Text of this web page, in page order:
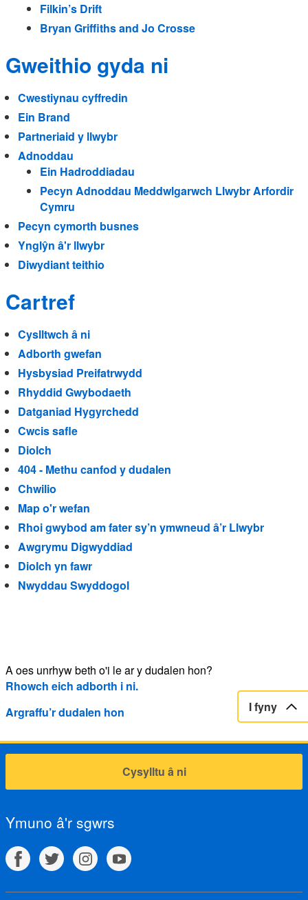
Filkin’s Drift
Bryan Griffiths and Jo Crosse
Gweithio gyda ni
Cwestiynau cyffredin
Ein Brand
Partneriaid y llwybr
Adnoddau
Ein Hadroddiadau
Pecyn Adnoddau Meddwlgarwch Llwybr Arfordir
Cymru
Pecyn cymorth busnes
Ynglŷn â'r llwybr
Diwydiant teithio
Cartref
Cyslltwch â ni
Adborth gwefan
Hysbysiad Preifatrwydd
Rhyddid Gwybodaeth
Datganiad Hygyrchedd
Cwcis safle
Diolch
404 - Methu canfod y dudalen
Chwilio
Map o'r wefan
Rhoi gwybod am fater sy’n ymwneud â’r Llwybr
Awgrymu Digwyddiad
Diolch yn fawr
Nwyddau Swyddogol
A oes unrhyw beth o'i le ar y dudalen hon?
Rhowch eich adborth i ni.
Argraffu’r dudalen hon
I fyny
Cysylltu â ni
Ymuno â'r sgwrs